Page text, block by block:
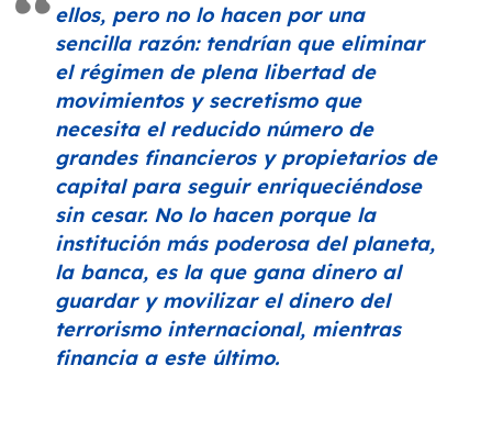
ellos, pero no lo hacen por una
sencilla razón: tendrían que eliminar
el régimen de plena libertad de
movimientos y secretismo que
necesita el reducido número de
grandes financieros y propietarios de
capital para seguir enriqueciéndose
sin cesar. No lo hacen porque la
institución más poderosa del planeta,
la banca, es la que gana dinero al
guardar y movilizar el dinero del
terrorismo internacional, mientras
financia a este último.